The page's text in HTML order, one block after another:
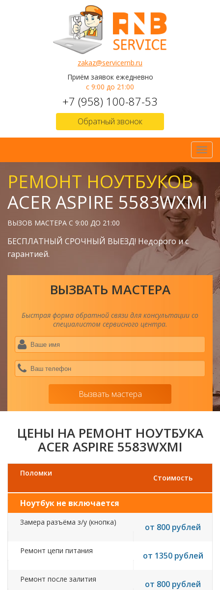
zakaz@servicernb.ru
Приём заявок ежедневно
с 9:00 до 21:00
+7 (958) 100-87-53
Обратный звонок
РЕМОНТ НОУТБУКОВ
ACER ASPIRE 5583WXMI
ВЫЗОВ МАСТЕРА С 9:00 ДО 21:00
БЕСПЛАТНЫЙ СРОЧНЫЙ ВЫЕЗД! Недорого и с
гарантией.
ВЫЗВАТЬ МАСТЕРА
Быстрая форма обратной связи для консультации со
специалистом сервисного центра.
Вызвать мастера
ЦЕНЫ НА РЕМОНТ НОУТБУКА
ACER ASPIRE 5583WXMI
Поломки
Стоимость
Ноутбук не включается
Замера разъёма з/у (кнопка) от 800 рублей
Ремонт цепи питания от 1350 рублей
Ремонт после залития от 800 рублей